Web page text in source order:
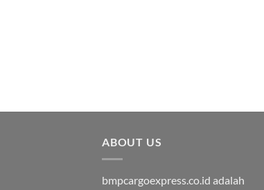
ABOUT US
bmpcargoexpress.co.id adalah